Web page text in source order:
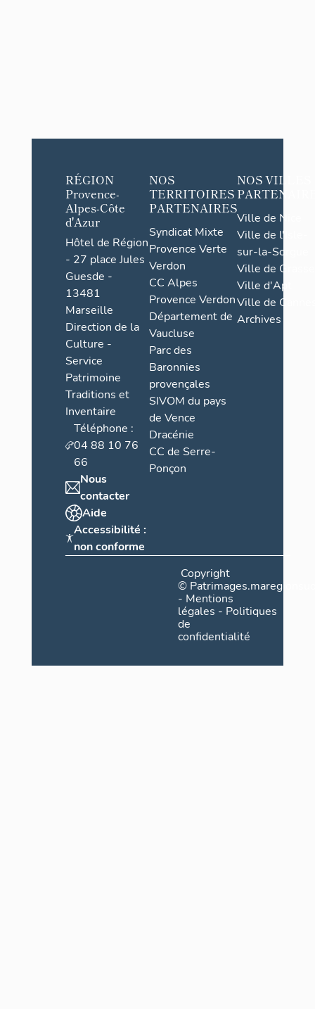
RÉGION
Provence-
Alpes-Côte
d'Azur
Hôtel de Région
- 27 place Jules
Guesde -
13481
Marseille
Direction de la
Culture -
Service
Patrimoine
Traditions et
Inventaire
Téléphone :
04 88 10 76
66
Nous
contacter
Aide
Accessibilité :
non conforme
NOS
TERRITOIRES
PARTENAIRES
Syndicat Mixte
Provence Verte
Verdon
CC Alpes
Provence Verdon
Département de
Vaucluse
Parc des
Baronnies
provençales
SIVOM du pays
de Vence
Dracénie
CC de Serre-
Ponçon
NOS VILLES
Ville de Nice
Ville de l'Isle-
sur-la-Sorgue
Ville de Grasse
Ville d'Apt
Ville de
Archives
Copyright
©
- Mentions
légales - Politiques
de
confidentialité